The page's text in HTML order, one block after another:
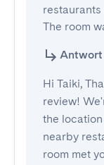
restaurants
The room
Antwort
Hi Taiki,
review!
the
nearby
room met